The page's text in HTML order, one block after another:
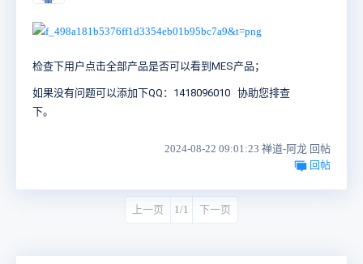
检查下用户点击全部产品是否可以看到MES产品；
如果没有问题可以添加下QQ： 1418096010 协助您排查
下。
2024-08-22 09:01:23 禅道-阿龙 回帖
回帖
上一页 1/1 下一页